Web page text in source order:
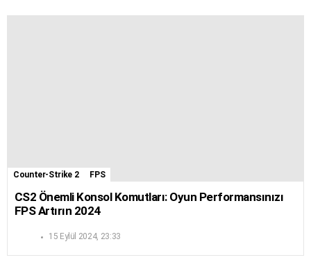
Counter-Strike 2 FPS
CS2 Önemli Konsol Komutları: Oyun Performansınızı
FPS Artırın 2024
15 Eylül 2024, 23:33